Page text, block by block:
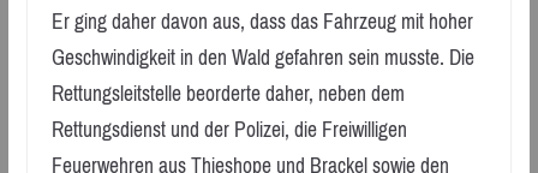
Er ging daher davon aus, dass das Fahrzeug mit hoher
Geschwindigkeit in den Wald gefahren sein musste. Die
Rettungsleitstelle beorderte daher, neben dem
Rettungsdienst und der Polizei, die Freiwilligen